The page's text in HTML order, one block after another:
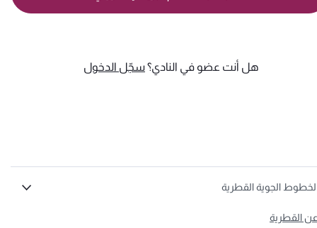
هل أنت عضو في النادي؟سجّل الدخول
الجوية القطرية
القطرية